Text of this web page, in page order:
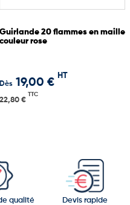
Guirlande 20 flammes en maille
couleur rose
Dès 19,00 €
HT
22,80 €
TTC
qualité Devis rapide